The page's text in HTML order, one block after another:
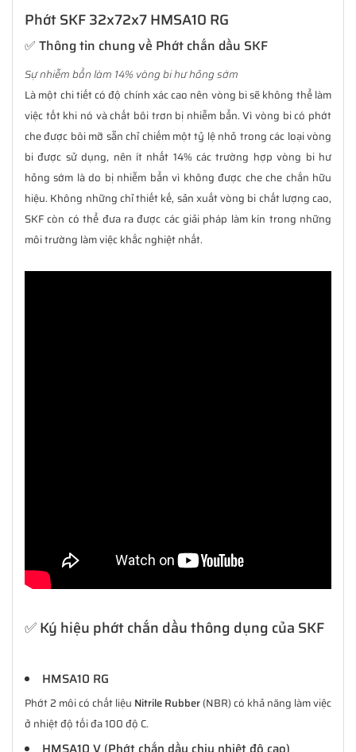
Phớt SKF 32x72x7 HMSA10 RG
✅ Thông tin chung về Phớt chắn dầu SKF
Sự nhiễm bẩn làm 14% vòng bi hư hỏng sớm
Là một chi tiết có độ chính xác cao nên vòng bi sẽ không thể làm
việc tốt khi nó và chất bôi trơn bị nhiễm bẩn. Vì vòng bi có phớt
che được bôi mỡ sẵn chỉ chiếm một tỷ lệ nhỏ trong các loại vòng
bi được sử dụng, nên ít nhất 14% các trường hợp vòng bi hư
hỏng sớm là do bị nhiễm bẩn vì không được che che chắn hữu
hiệu. Không những chỉ thiết kế, sản xuất vòng bi chất lượng cao,
SKF còn có thể đưa ra được các giải pháp làm kín trong những
môi trường làm việc khắc nghiệt nhất.
✅ Ký hiệu phớt chắn dầu thông dụng của SKF
HMSA10 RG
Phớt 2 môi có chất liệu Nitrile Rubber(NBR) có khả năng làm việc
ở nhiệt độ tối đa 100 độ C.